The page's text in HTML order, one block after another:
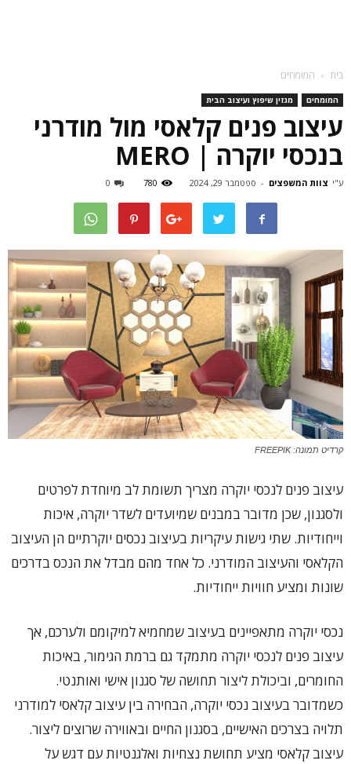
בית המומחים
המומחים מגזין שיפוץ ועיצוב הבית
עיצוב פנים קלאסי מול מודרני
בנכסי יוקרה | MERO
ע"י צוות המשפצים - ספטמבר 29, 2024 780
0
קרדיט תמונה: FREEPIK
עיצוב פנים לנכסי יוקרה מצריך תשומת לב מיוחדת לפרטים
ולסגנון, שכן מדובר במבנים שמיועדים לשדר יוקרה, איכות
וייחודיות. שתי גישות עיקריות בעיצוב נכסים יוקרתיים הן העיצוב
הקלאסי והעיצוב המודרני. כל אחד מהם מבדל את הנכס בדרכים
שונות ומציע חוויות ייחודיות.
נכסי יוקרה מתאפיינים בעיצוב שמחמיא למיקומם ולערכם, אך
עיצוב פנים לנכסי יוקרה מתמקד גם ברמת הגימור, באיכות
החומרים, וביכולת ליצור תחושה של סגנון אישי ואותנטי.
כשמדובר בעיצוב נכסי יוקרה, הבחירה בין עיצוב קלאסי למודרני
תלויה בצרכים האישיים, בסגנון החיים ובאווירה שרוצים ליצור.
עיצוב קלאסי מציע תחושת נצחיות ואלגנטיות עם דגש על